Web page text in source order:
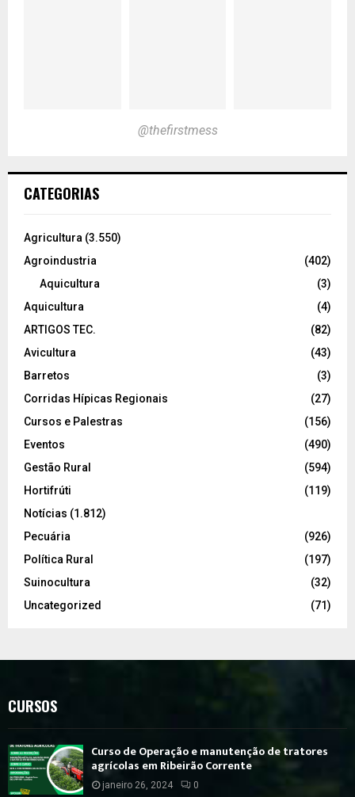
@thefirstmess
CATEGORIAS
Agricultura (3.550)
Agroindustria
(402)
Aquicultura
(3)
Aquicultura
(4)
ARTIGOS TEC.
(82)
Avicultura
(43)
Barretos
(3)
Corridas Hípicas Regionais
(27)
Cursos e Palestras
(156)
Eventos
(490)
Gestão Rural
(594)
Hortifrúti
(119)
Notícias (1.812)
Pecuária
(926)
Política Rural
(197)
Suinocultura
(32)
Uncategorized
(71)
CURSOS
Curso de Operação e manutenção de tratores
agrícolas em Ribeirão Corrente
janeiro 26, 2024 0